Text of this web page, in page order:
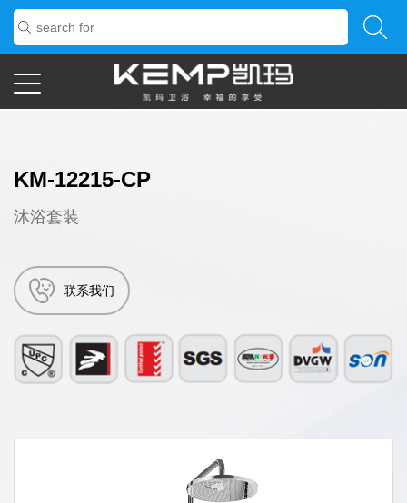
KM-12215-CP
沐浴套装
联系我们